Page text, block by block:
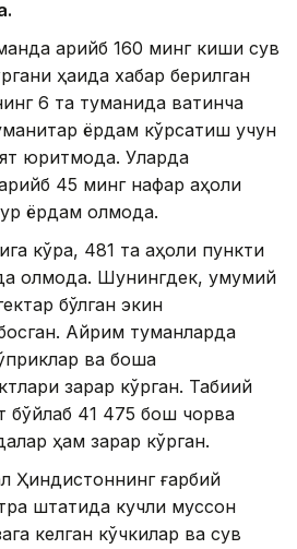
қарийб 160 минг киши сув
ҳақида хабар берилган
6 та туманида вақтинча
ёрдам кўрсатиш учун
юритмоқда. Уларда
45 минг нафар аҳоли
ёрдам олмоқда.
кўра, 481 та аҳоли пункти
қолмоқда. Шунингдек, умумий
бўлган экин
Айрим туманларда
ва бошқа
зарар кўрган. Табиий
бўйлаб 41 475 бош чорва
ҳам зарар кўрган.
Ҳиндистоннинг ғарбий
штатида кучли муссон
келган кўчкилар ва сув